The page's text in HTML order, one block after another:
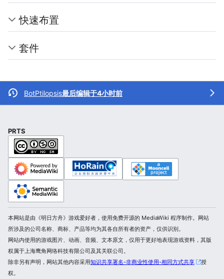
快速布置
套件
BotPtilopsis最后编辑于4小时前
PRTS
本网站是由《明日方舟》游戏爱好者，使用免费开源的 MediaWiki 程序制作。网站
所涉及的公司名称、商标、产品等均为其各自所有者的资产，仅供识别。
网站内使用的游戏图片、动画、音频、文本原文，仅用于更好地表现游戏资料，其版
权属于上海鹰角网络科技有限公司及其关联公司。
除非另有声明，网站其他内容采用知识共享署名-非商业性使用-相同方式共享
授
权。